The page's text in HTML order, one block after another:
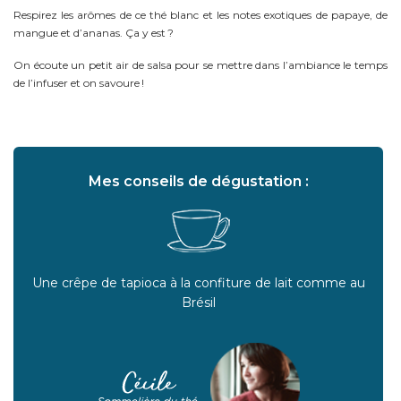
Respirez les arômes de ce thé blanc et les notes exotiques de papaye, de
mangue et d’ananas. Ça y est ?
On écoute un petit air de salsa pour se mettre dans l’ambiance le temps
de l’infuser et on savoure !
Mes conseils de dégustation :
Une crêpe de tapioca à la confiture de lait comme au
Brésil